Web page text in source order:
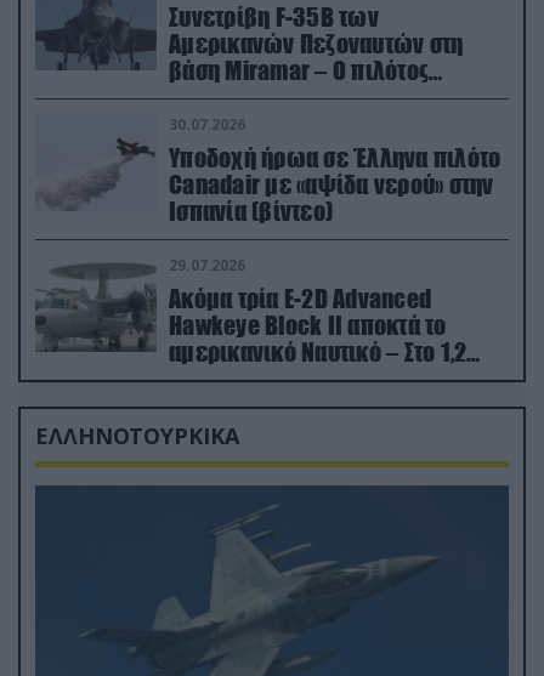
Συνετρίβη F-35B των
Αμερικανών Πεζοναυτών στη
βάση Miramar – Ο πιλότος
εκτινάχθηκε εγκαίρως
30.07.2026
Υποδοχή ήρωα σε Έλληνα πιλότο
Canadair με «αψίδα νερού» στην
Ισπανία (βίντεο)
29.07.2026
Ακόμα τρία E-2D Advanced
Hawkeye Block II αποκτά το
αμερικανικό Ναυτικό – Στο 1,2
δισ.δολάρια το κόστος
ΕΛΛΗΝΟΤΟΥΡΚΙΚΑ